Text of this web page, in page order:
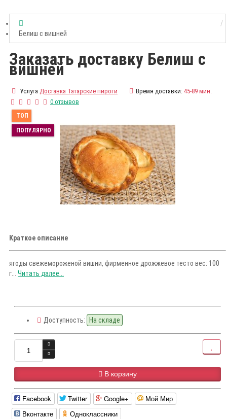
Белиш с вишней
Заказать доставку Белиш с
вишней
Услуга Доставка Татарские пироги Время доставки: 45-89 мин.
0 отзывов
ТОП
ПОПУЛЯРНО
Краткое описание
ягоды свежемороженой вишни, фирменное дрожжевое тесто вес: 100
г... Читать далее...
Доступность: На складе
В корзину
Facebook Twitter Google+
Мой Мир
Вконтакте
Одноклассники